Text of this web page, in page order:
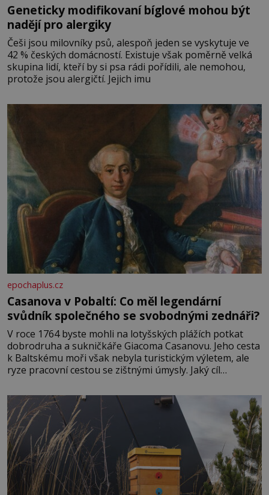
Geneticky modifikovaní bíglové mohou být
nadějí pro alergiky
Češi jsou milovníky psů, alespoň jeden se vyskytuje ve
42 % českých domácností. Existuje však poměrně velká
skupina lidí, kteří by si psa rádi pořídili, ale nemohou,
protože jsou alergičtí. Jejich imu
epochaplus.cz
Casanova v Pobaltí: Co měl legendární
svůdník společného se svobodnými zednáři?
V roce 1764 byste mohli na lotyšských plážích potkat
dobrodruha a sukničkáře Giacoma Casanovu. Jeho cesta
k Baltskému moři však nebyla turistickým výletem, ale
ryze pracovní cestou se zištnými úmysly. Jaký cíl
lotyšské Rigy? Casanova v Pobaltí kontaktoval tamní
zednářské lóže. Nebyl v této oblasti žádným nováčkem,
protože do zednářské